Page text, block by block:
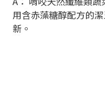
用含赤藻糖醇配方的
新。